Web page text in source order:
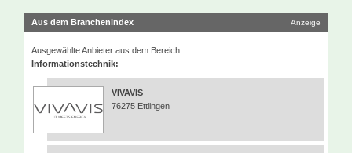
Aus dem Branchenindex Anzeige
Ausgewählte Anbieter aus dem Bereich
Informationstechnik:
VIVAVIS
76275 Ettlingen